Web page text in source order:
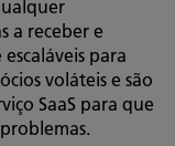
a receber e
para
voláteis e são
SaaS para que